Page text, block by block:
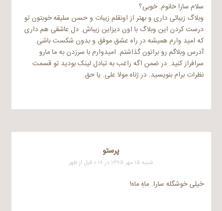
سلام سارا خانوم. خوبی؟
وبلاگ زیبائی داری و بهتر از اونقلم زیبات و حسن سلیقه خوبتون تو
درست کردن این وبلاگ با اون دیزاین زیباش. دل عاشقی هم داری
که امید وارم همیشه در راه عشق موفق و بدون شکست باشی.
آدرس وبلاگم رو براتون گذاشتم. امیدوارم با سرزدن به ما مارو
سرافراز کنید. در ضمن اگه راغب به تبادل لینک بودید تو قسمت
نظرات برام بنویسید. در ژناه مولا علی. یا حق.
پرستو
شنبه ۱۵ مهر ۱۳۸۵ در ۰:۱۸ قبل از ظهر
خیلی خوشگله سارا. ماهِ ماه!